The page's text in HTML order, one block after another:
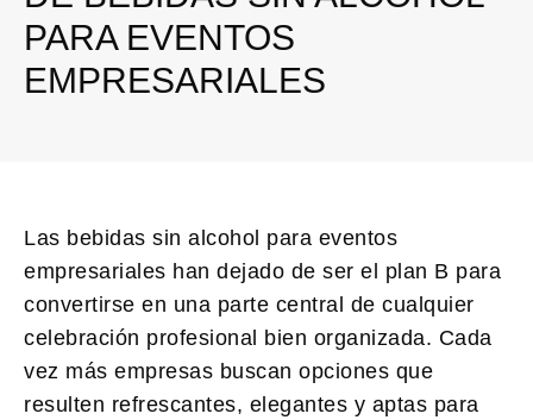
PARA EVENTOS
EMPRESARIALES
Las bebidas sin alcohol para eventos
empresariales han dejado de ser el plan B para
convertirse en una parte central de cualquier
celebración profesional bien organizada. Cada
vez más empresas buscan opciones que
resulten refrescantes, elegantes y aptas para